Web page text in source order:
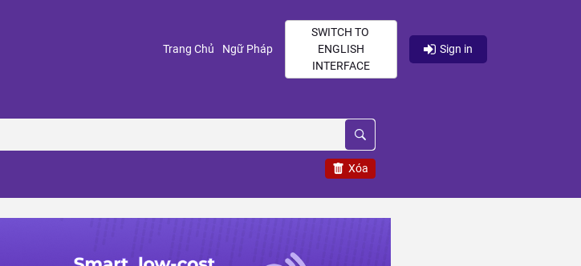
Trang Chủ (current)
Ngữ Pháp(current)
SWITCH TO
ENGLISH
INTERFACE
Sign in
Xóa